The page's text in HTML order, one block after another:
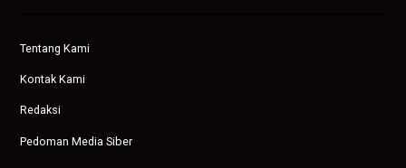
Tentang Kami
Kontak Kami
Redaksi
Pedoman Media Siber